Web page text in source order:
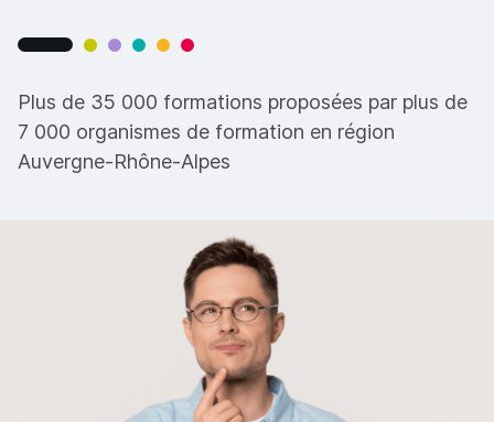
Plus de 35 000 formations proposées par plus de
7 000 organismes de formation en région
Auvergne-Rhône-Alpes